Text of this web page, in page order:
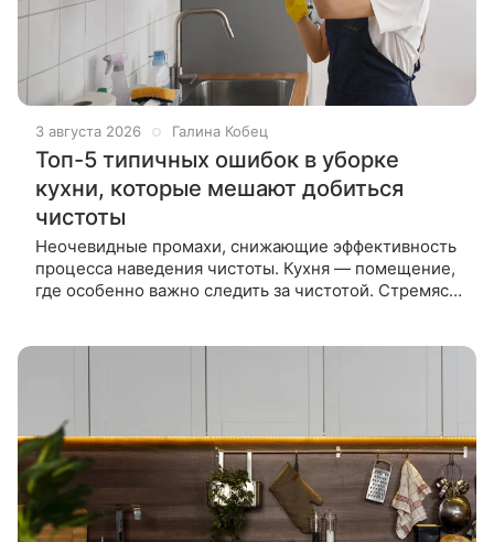
3 августа 2026 Галина Кобец
Топ-5 типичных ошибок в уборке
кухни, которые мешают добиться
чистоты
Неочевидные промахи, снижающие эффективность
процесса наведения чистоты. Кухня — помещение,
где особенно важно следить за чистотой. Стремясь